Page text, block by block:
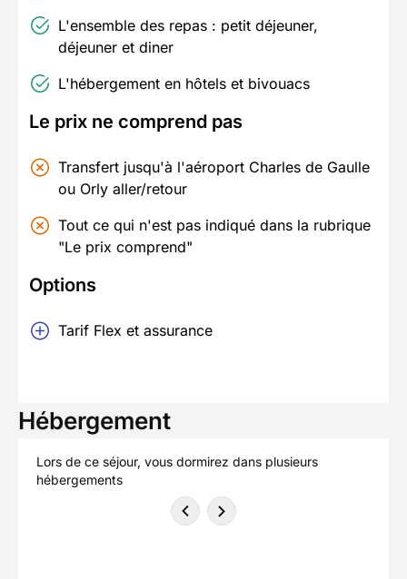
L'ensemble des repas : petit déjeuner,
déjeuner et diner
L'hébergement en hôtels et bivouacs
Le prix ne comprend pas
Transfert jusqu'à l'aéroport Charles de Gaulle
ou Orly aller/retour
Tout ce qui n'est pas indiqué dans la rubrique
"Le prix comprend"
Options
Tarif Flex et assurance
Hébergement
Lors de ce séjour, vous dormirez dans plusieurs
hébergements